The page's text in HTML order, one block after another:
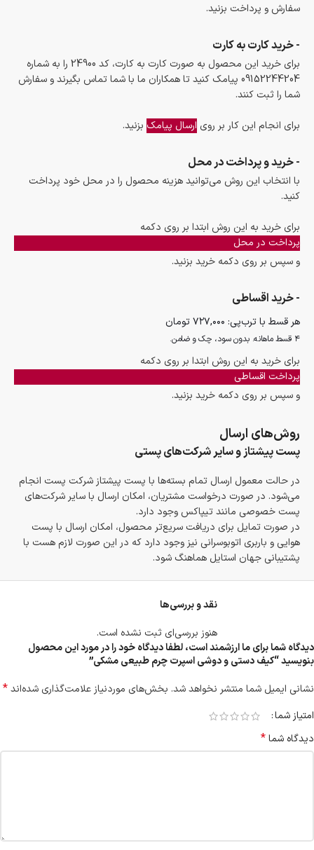
سفارش و پرداخت بزنید.
- خرید کارت به کارت
برای خرید این محصول به صورت کارت به کارت، کد 24900 را به شماره
09152244204 پیامک کنید تا همکاران ما با شما تماس بگیرند و سفارش
شما را ثبت کنند.
برای انجام این کار بر روی ارسال پیامک بزنید.
- خرید و پرداخت در محل
با انتخاب این روش می‌توانید هزینه محصول را در محل خود پرداخت
کنید.
برای خرید به این روش ابتدا بر روی دکمه
پرداخت در محل
و سپس بر روی دکمه خرید بزنید.
- خرید اقساطی
هر قسط با ترب‌پی: ۷۲۷,۰۰۰تومان
۴ قسط ماهانه. بدون سود، چک و ضامن.
برای خرید به این روش ابتدا بر روی دکمه
پرداخت اقساطی
و سپس بر روی دکمه خرید بزنید.
روش‌های ارسال
پست پیشتاز و سایر شرکت‌های پستی
در حالت معمول ارسال تمام بسته‌ها با پست پیشتاز شرکت پست انجام
می‌شود. در صورت درخواست مشتریان، امکان ارسال با سایر شرکت‌های
پست خصوصی مانند تیپاکس وجود دارد.
در صورت تمایل برای دریافت سریع‌تر محصول، امکان ارسال با پست
هوایی و باربری اتوبوسرانی نیز وجود دارد که در این صورت لازم هست با
پشتیبانی جهان استایل هماهنگ شود.
نقد و بررسی‌ها
هنوز بررسی‌ای ثبت نشده است.
دیدگاه شما برای ما ارزشمند است، لطفا دیدگاه خود را در مورد این محصول
بنویسید “کیف دستی و دوشی اسپرت چرم طبیعی مشکی”
نشانی ایمیل شما منتشر نخواهد شد. بخش‌های موردنیاز علامت‌گذاری شده‌اند*
امتیاز شما
دیدگاه شما*